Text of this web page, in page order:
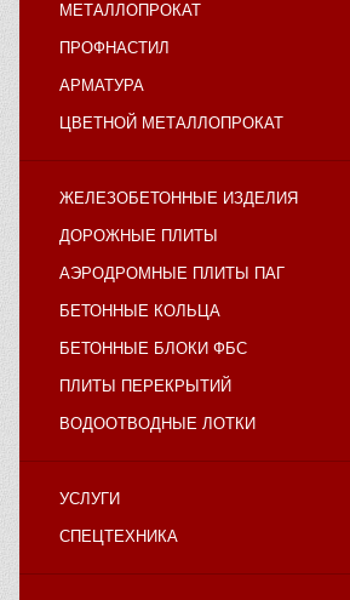
МЕТАЛЛОПРОКАТ
ПРОФНАСТИЛ
АРМАТУРА
ЦВЕТНОЙ МЕТАЛЛОПРОКАТ
ЖЕЛЕЗОБЕТОННЫЕ ИЗДЕЛИЯ
ДОРОЖНЫЕ ПЛИТЫ
АЭРОДРОМНЫЕ ПЛИТЫ ПАГ
БЕТОННЫЕ КОЛЬЦА
БЕТОННЫЕ БЛОКИ ФБС
ПЛИТЫ ПЕРЕКРЫТИЙ
ВОДООТВОДНЫЕ ЛОТКИ
УСЛУГИ
СПЕЦТЕХНИКА